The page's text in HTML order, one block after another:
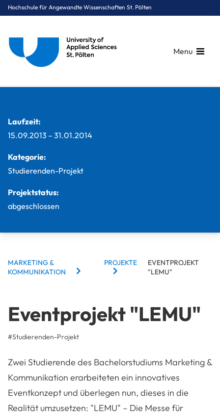
Hochschule für Angewandte Wissenschaften St. Pölten
Menu
Laufzeit:
15.09.2013 – 31.01.2014
Kategorie:
Studierenden-Projekt
Projektstatus:
abgeschlossen
BREADCRUMBS
MARKETING &
KOMMUNIKATION
PROJEKTE
EVENTPROJEKT
"LEMU"
Eventprojekt "LEMU"
#Studierenden-Projekt
Zwei Studierende des Bachelorstudiums Marketing &
Kommunikation erarbeiteten ein innovatives
Eventkonzept und überlegen nun, dieses in die
Realität umzusetzen: "LEMU" – Die Messe für